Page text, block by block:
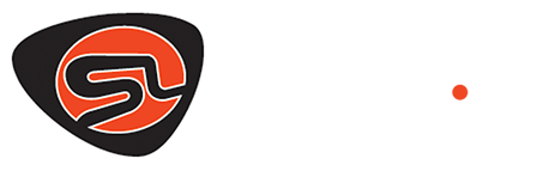
We use cookies to ensure that we provide you the best experience
on our website. By continuing to browse this website, you accept
that cookies are used to help us analyze how the website is used and
to offer you a better experience. To learn more or to find out how
you can disable cookies, you can access our